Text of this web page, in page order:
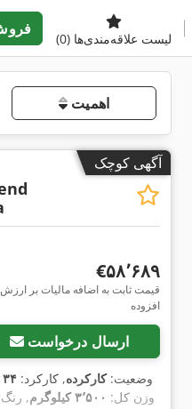
لیست علاقه‌مندی‌ها (0)
اهمیت
آگهی کوچک
‎€۵۸٬۶۸۹
قیمت ثابت به اضافه مالیات بر ارزش
افزوده
ارسال درخواست
وضعیت:کارکرده, کارکرد: ۳۴ کیلومتر
وزن کل: ۳٬۵۰۰ کیلوگرم ,